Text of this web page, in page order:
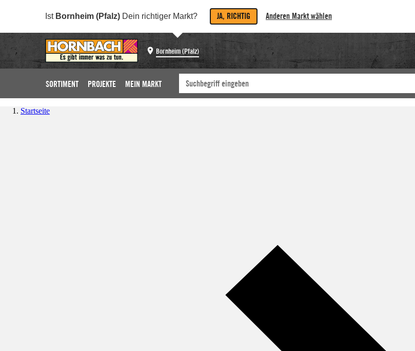
Ist Bornheim (Pfalz) Dein richtiger Markt? JA, RICHTIG Anderen Markt wählen
Bornheim (Pfalz)
SORTIMENT PROJEKTE MEIN MARKT
Startseite